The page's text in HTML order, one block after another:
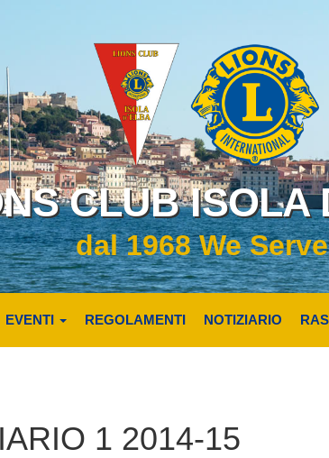
CLUB ISOLA
dal 1968 We Serve
EVENTI REGOLAMENTI NOTIZIARIO
1 2014-15